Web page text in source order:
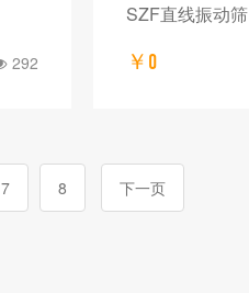
292
SZF直线振动筛
￥0
7 8 下一页